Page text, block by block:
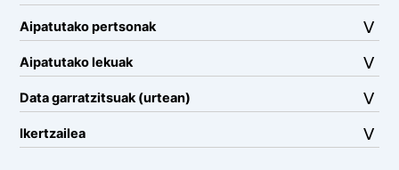
Aipatutako pertsonak
Aipatutako lekuak
Data garratzitsuak (urtean)
Ikertzailea